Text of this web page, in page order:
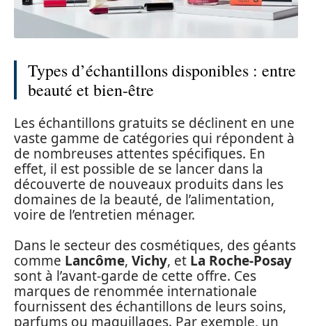
Types d’échantillons disponibles : entre
beauté et bien-être
Les échantillons gratuits se déclinent en une
vaste gamme de catégories qui répondent à
de nombreuses attentes spécifiques. En
effet, il est possible de se lancer dans la
découverte de nouveaux produits dans les
domaines de la beauté, de l’alimentation,
voire de l’entretien ménager.
Dans le secteur des cosmétiques, des géants
comme Lancôme, Vichy, et La Roche-Posay
sont à l’avant-garde de cette offre. Ces
marques de renommée internationale
fournissent des échantillons de leurs soins,
parfums ou maquillages. Par exemple, un